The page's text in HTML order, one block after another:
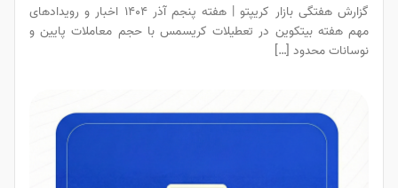
گزارش هفتگی بازار کریپتو | هفته پنجم آذر ۱۴۰۴ اخبار و رویدادهای
مهم هفته بیتکوین در تعطیلات کریسمس با حجم معاملات پایین و
نوسانات محدود […]